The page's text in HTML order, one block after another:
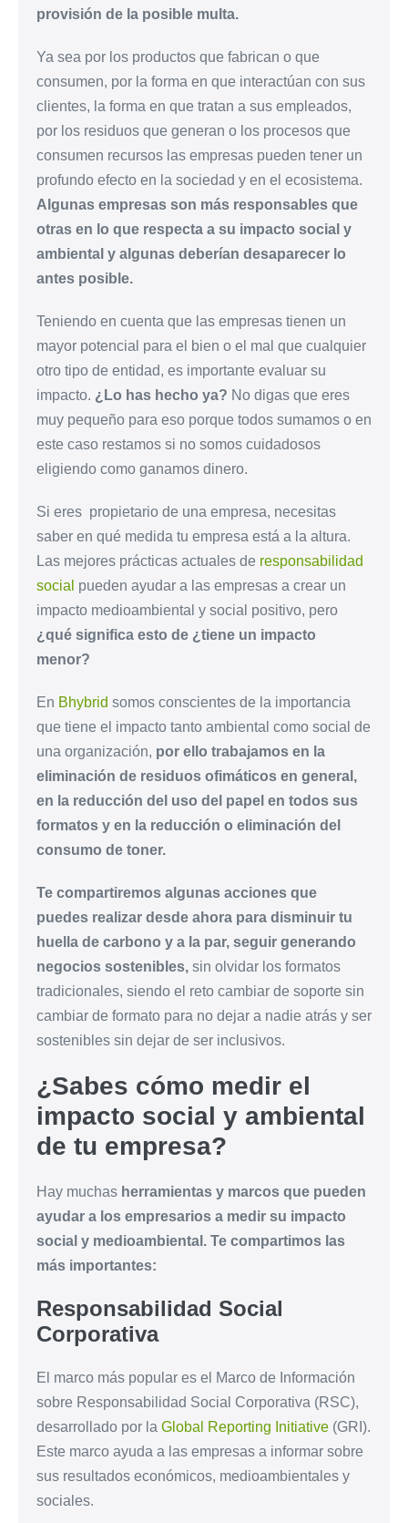
provisión de la posible multa.
Ya sea por los productos que fabrican o que
consumen, por la forma en que interactúan con sus
clientes, la forma en que tratan a sus empleados,
por los residuos que generan o los procesos que
consumen recursos las empresas pueden tener un
profundo efecto en la sociedad y en el ecosistema.
Algunas empresas son más responsables que
otras en lo que respecta a su impacto social y
ambiental y algunas deberían desaparecer lo
antes posible.
Teniendo en cuenta que las empresas tienen un
mayor potencial para el bien o el mal que cualquier
otro tipo de entidad, es importante evaluar su
impacto. ¿Lo has hecho ya? No digas que eres
muy pequeño para eso porque todos sumamos o en
este caso restamos si no somos cuidadosos
eligiendo como ganamos dinero.
Si eres propietario de una empresa, necesitas
saber en qué medida tu empresa está a la altura.
Las mejores prácticas actuales de responsabilidad
social pueden ayudar a las empresas a crear un
impacto medioambiental y social positivo, pero
¿qué significa esto de ¿tiene un impacto
menor?
En Bhybrid somos conscientes de la importancia
que tiene el impacto tanto ambiental como social de
una organización, por ello trabajamos en la
eliminación de residuos ofimáticos en general,
en la reducción del uso del papel en todos sus
formatos y en la reducción o eliminación del
consumo de toner.
Te compartiremos algunas acciones que
puedes realizar desde ahora para disminuir tu
huella de carbono y a la par, seguir generando
negocios sostenibles, sin olvidar los formatos
tradicionales, siendo el reto cambiar de soporte sin
cambiar de formato para no dejar a nadie atrás y ser
sostenibles sin dejar de ser inclusivos.
¿Sabes cómo medir el
impacto social y ambiental
de tu empresa?
Hay muchas herramientas y marcos que pueden
ayudar a los empresarios a medir su impacto
social y medioambiental. Te compartimos las
más importantes:
Responsabilidad Social
Corporativa
El marco más popular es el Marco de Información
sobre Responsabilidad Social Corporativa (RSC),
desarrollado por la Global Reporting Initiative (GRI).
Este marco ayuda a las empresas a informar sobre
sus resultados económicos, medioambientales y
sociales.